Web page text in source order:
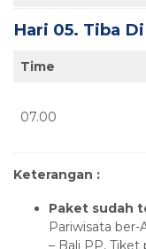
Hari 05. Tiba
Time
07.00
Keterangan :
Paket sudah
Pariwisata ber-
– Bali PP,